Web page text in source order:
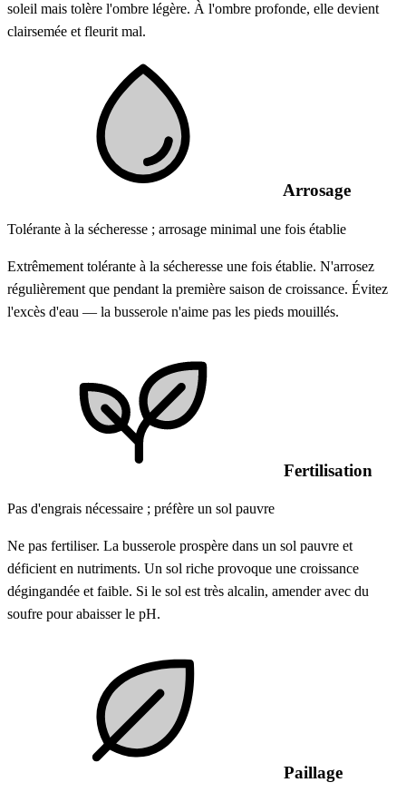
soleil mais tolère l'ombre légère. À l'ombre profonde, elle devient
clairsemée et fleurit mal.
Arrosage
Tolérante à la sécheresse ; arrosage minimal une fois établie
Extrêmement tolérante à la sécheresse une fois établie. N'arrosez
régulièrement que pendant la première saison de croissance. Évitez
l'excès d'eau — la busserole n'aime pas les pieds mouillés.
Fertilisation
Pas d'engrais nécessaire ; préfère un sol pauvre
Ne pas fertiliser. La busserole prospère dans un sol pauvre et
déficient en nutriments. Un sol riche provoque une croissance
dégingandée et faible. Si le sol est très alcalin, amender avec du
soufre pour abaisser le pH.
Paillage